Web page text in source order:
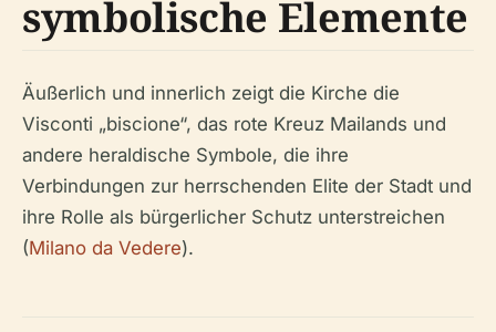
symbolische Elemente
Äußerlich und innerlich zeigt die Kirche die
Visconti „biscione“, das rote Kreuz Mailands und
andere heraldische Symbole, die ihre
Verbindungen zur herrschenden Elite der Stadt und
ihre Rolle als bürgerlicher Schutz unterstreichen
(Milano da Vedere).